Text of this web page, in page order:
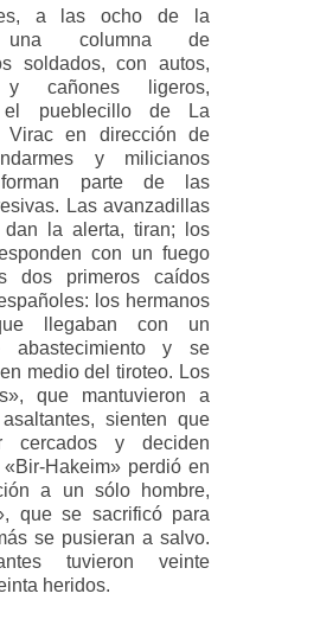
a las ocho de la
una columna de
soldados, con autos,
y cañones ligeros,
el pueblecillo de La
Virac en dirección de
y milicianos
forman parte de las
Las avanzadillas
dan la alerta, tiran; los
con un fuego
dos primeros caídos
los hermanos
llegaban con un
abastecimiento y se
medio del tiroteo. Los
que mantuvieron a
sienten que
y deciden
Hakeim» perdió en
a un sólo hombre,
que se sacrificó para
se pusieran a salvo.
tuvieron veinte
heridos.